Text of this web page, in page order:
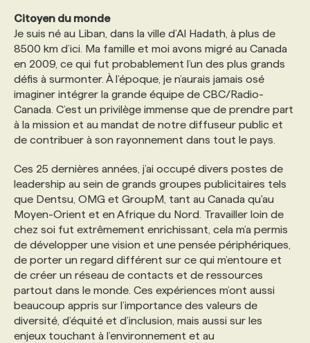
Citoyen du monde
Je suis né au Liban, dans la ville d’Al Hadath, à plus de
8500 km d’ici. Ma famille et moi avons migré au Canada
en 2009, ce qui fut probablement l’un des plus grands
défis à surmonter. À l’époque, je n’aurais jamais osé
imaginer intégrer la grande équipe de CBC/Radio-
Canada. C’est un privilège immense que de prendre part
à la mission et au mandat de notre diffuseur public et
de contribuer à son rayonnement dans tout le pays.
Ces 25 dernières années, j’ai occupé divers postes de
leadership au sein de grands groupes publicitaires tels
que Dentsu, OMG et GroupM, tant au Canada qu'au
Moyen-Orient et en Afrique du Nord. Travailler loin de
chez soi fut extrêmement enrichissant, cela m’a permis
de développer une vision et une pensée périphériques,
de porter un regard différent sur ce qui m’entoure et
de créer un réseau de contacts et de ressources
partout dans le monde. Ces expériences m’ont aussi
beaucoup appris sur l’importance des valeurs de
diversité, d’équité et d’inclusion, mais aussi sur les
enjeux touchant à l’environnement et au